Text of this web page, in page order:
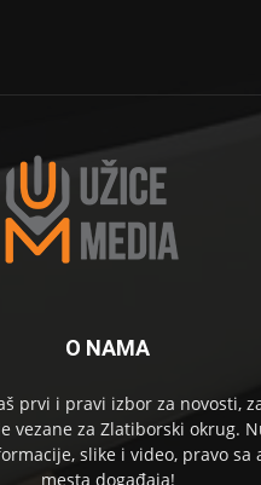
O NAMA
prvi i pravi izbor za novosti,
vezane za Zlatiborski okrug.
slike i video, pravo sa
mesta događaja!